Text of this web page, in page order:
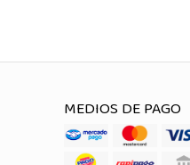
MEDIOS DE PAGO